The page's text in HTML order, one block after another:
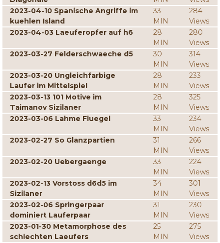
2023-04-10 Spanische Angriffe im
kuehlen Island
33
MIN
284
Views
2023-04-03 Laeuferopfer auf h6
28
MIN
280
Views
2023-03-27 Felderschwaeche d5
30
MIN
314
Views
2023-03-20 Ungleichfarbige
Laufer im Mittelspiel
28
MIN
233
Views
2023-03-13 101 Motive im
Taimanov Sizilaner
28
MIN
325
Views
2023-03-06 Lahme Fluegel
33
MIN
234
Views
2023-02-27 So Glanzpartien
31
MIN
266
Views
2023-02-20 Uebergaenge
33
MIN
224
Views
2023-02-13 Vorstoss d6d5 im
Sizilaner
34
MIN
301
Views
2023-02-06 Springerpaar
dominiert Lauferpaar
31
MIN
230
Views
2023-01-30 Metamorphose des
schlechten Laeufers
25
MIN
275
Views